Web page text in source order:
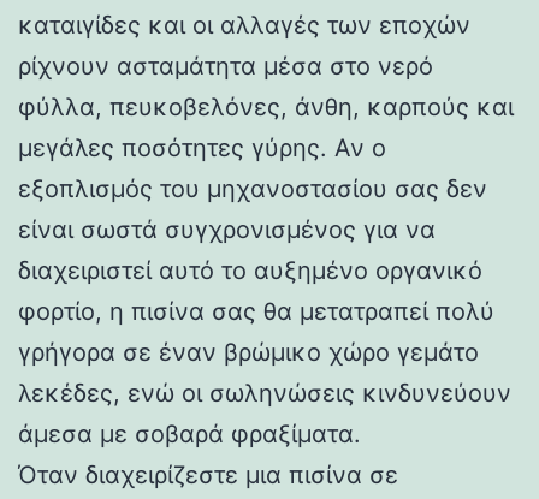
καταιγίδες και οι αλλαγές των εποχών
ρίχνουν ασταμάτητα μέσα στο νερό
φύλλα, πευκοβελόνες, άνθη, καρπούς και
μεγάλες ποσότητες γύρης. Αν ο
εξοπλισμός του μηχανοστασίου σας δεν
είναι σωστά συγχρονισμένος για να
διαχειριστεί αυτό το αυξημένο οργανικό
φορτίο, η πισίνα σας θα μετατραπεί πολύ
γρήγορα σε έναν βρώμικο χώρο γεμάτο
λεκέδες, ενώ οι σωληνώσεις κινδυνεύουν
άμεσα με σοβαρά φραξίματα.
Όταν διαχειρίζεστε μια πισίνα σε